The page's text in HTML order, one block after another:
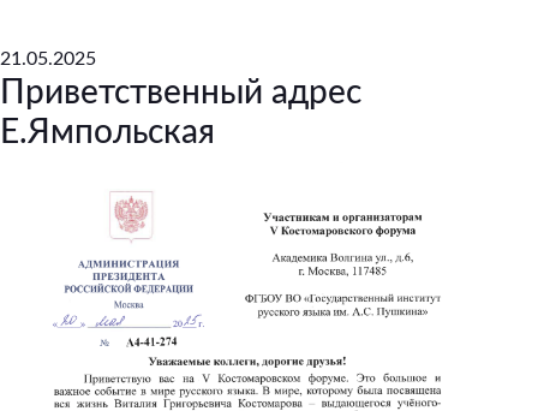
21.05.2025
Приветственный адрес
Е.Ямпольская